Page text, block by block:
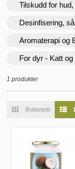
Tilskudd for
Desinfisering,
Aromaterapi og
For dyr - Katt og
1 produkter
Rutenett